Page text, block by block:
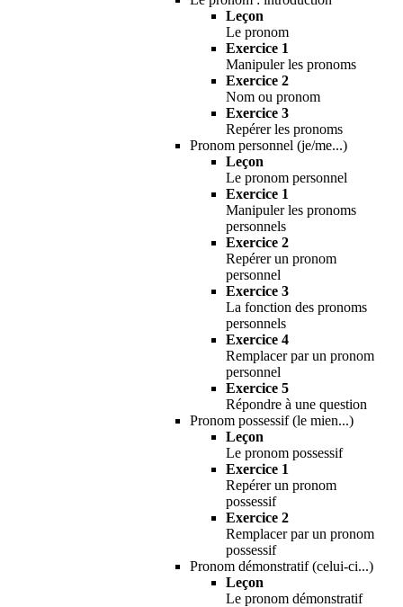
Leçon
Le pronom
Exercice 1
Manipuler les pronoms
Exercice 2
Nom ou pronom
Exercice 3
Repérer les pronoms
Pronom personnel (je/me...)
Leçon
Le pronom personnel
Exercice 1
Manipuler les pronoms
personnels
Exercice 2
Repérer un pronom
personnel
Exercice 3
La fonction des pronoms
personnels
Exercice 4
Remplacer par un pronom
personnel
Exercice 5
Répondre à une question
Pronom possessif (le mien...)
Leçon
Le pronom possessif
Exercice 1
Repérer un pronom
possessif
Exercice 2
Remplacer par un pronom
possessif
Pronom démonstratif (celui-ci...)
Leçon
Le pronom démonstratif